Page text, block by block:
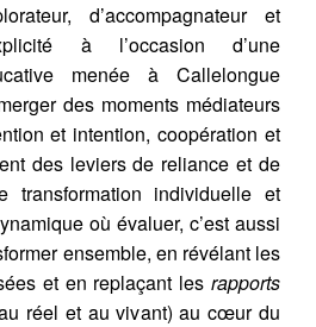
d’accompagnateur et
à l’occasion d’une
menée à Callelongue
des moments médiateurs
et intention, coopération et
des leviers de reliance et de
transformation individuelle et
où évaluer, c’est aussi
ensemble, en révélant les
et en replaçant les rapports
réel et au vivant) au cœur du